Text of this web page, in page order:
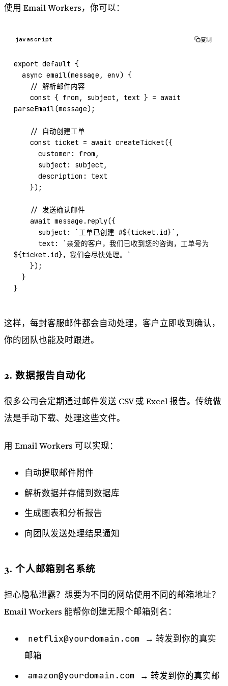
使用 Email Workers，你可以：
javascript 复制
export default {
  async
email(message , env) {
    // 解析邮件内容
    const
{ from , subject , text } = await
parseEmail(message);
    // 自动创建工单
    const
ticket = await createTicket({
      customer: from,
      subject: subject,
      description: text
    });
    // 发送确认邮件
    await
message. reply({
      subject:
`工单已创建 #${ticket . id}` ,
      text:
`亲爱的客户，我们已收到您的咨询，工单号为
${ticket . id}，我们会尽快处理。`
    });
  }
}
这样，每封客服邮件都会自动处理，客户立即收到确认，
你的团队也能及时跟进。
2. 数据报告自动化
很多公司会定期通过邮件发送 CSV 或 Excel 报告。传统做
法是手动下载、处理这些文件。
用 Email Workers 可以实现：
自动提取邮件附件
解析数据并存储到数据库
生成图表和分析报告
向团队发送处理结果通知
3. 个人邮箱别名系统
担心隐私泄露？想要为不同的网站使用不同的邮箱地址？
Email Workers 能帮你创建无限个邮箱别名：
netflix@yourdomain.com
→ 转发到你的真实
邮箱
amazon@yourdomain.com → 转发到你的真实邮